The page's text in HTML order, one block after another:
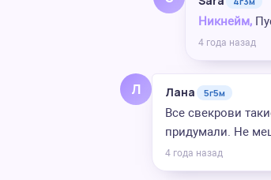
Никнейм,
4 года назад
Л Лана 5г5м
Все свекрови
придумали. Не
4 года назад